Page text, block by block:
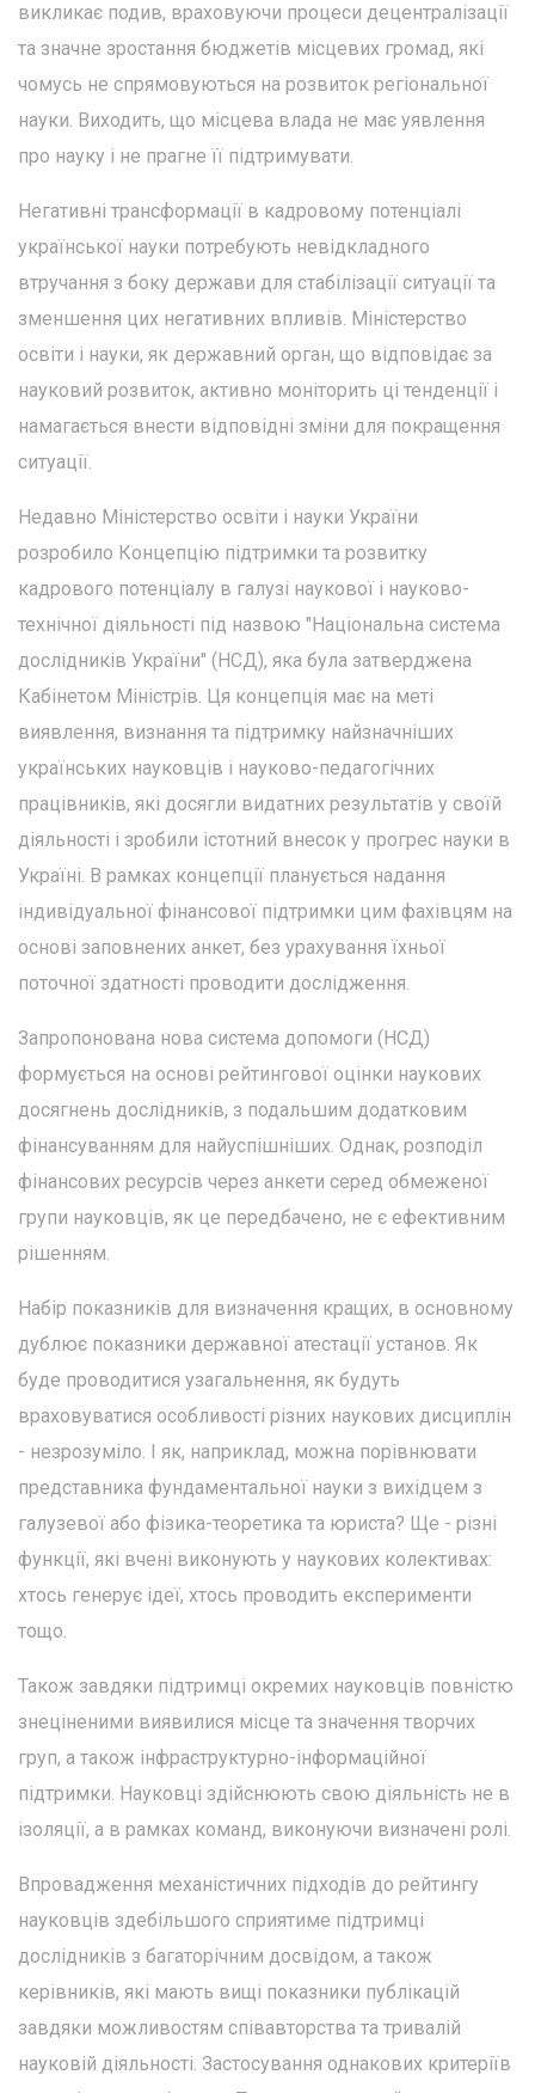
викликає подив, враховуючи процеси децентралізації
та значне зростання бюджетів місцевих громад, які
чомусь не спрямовуються на розвиток регіональної
науки. Виходить, що місцева влада не має уявлення
про науку і не прагне її підтримувати.
Негативні трансформації в кадровому потенціалі
української науки потребують невідкладного
втручання з боку держави для стабілізації ситуації та
зменшення цих негативних впливів. Міністерство
освіти і науки, як державний орган, що відповідає за
науковий розвиток, активно моніторить ці тенденції і
намагається внести відповідні зміни для покращення
ситуації.
Недавно Міністерство освіти і науки України
розробило Концепцію підтримки та розвитку
кадрового потенціалу в галузі наукової і науково-
технічної діяльності під назвою "Національна система
дослідників України" (НСД), яка була затверджена
Кабінетом Міністрів. Ця концепція має на меті
виявлення, визнання та підтримку найзначніших
українських науковців і науково-педагогічних
працівників, які досягли видатних результатів у своїй
діяльності і зробили істотний внесок у прогрес науки в
Україні. В рамках концепції планується надання
індивідуальної фінансової підтримки цим фахівцям на
основі заповнених анкет, без урахування їхньої
поточної здатності проводити дослідження.
Запропонована нова система допомоги (НСД)
формується на основі рейтингової оцінки наукових
досягнень дослідників, з подальшим додатковим
фінансуванням для найуспішніших. Однак, розподіл
фінансових ресурсів через анкети серед обмеженої
групи науковців, як це передбачено, не є ефективним
рішенням.
Набір показників для визначення кращих, в основному
дублює показники державної атестації установ. Як
буде проводитися узагальнення, як будуть
враховуватися особливості різних наукових дисциплін
- незрозуміло. І як, наприклад, можна порівнювати
представника фундаментальної науки з вихідцем з
галузевої або фізика-теоретика та юриста? Ще - різні
функції, які вчені виконують у наукових колективах:
хтось генерує ідеї, хтось проводить експерименти
тощо.
Також завдяки підтримці окремих науковців повністю
знеціненими виявилися місце та значення творчих
груп, а також інфраструктурно-інформаційної
підтримки. Науковці здійснюють свою діяльність не в
ізоляції, а в рамках команд, виконуючи визначені ролі.
Впровадження механістичних підходів до рейтингу
науковців здебільшого сприятиме підтримці
дослідників з багаторічним досвідом, а також
керівників, які мають вищі показники публікацій
завдяки можливостям співавторства та тривалій
науковій діяльності. Застосування однакових критеріїв